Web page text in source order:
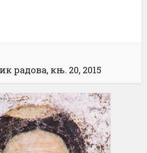
радова, књ. 20, 2015